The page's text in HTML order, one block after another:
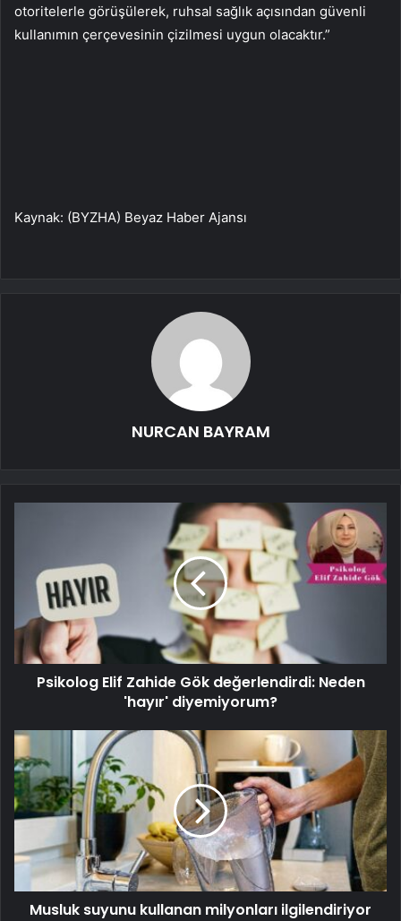
otoritelerle görüşülerek, ruhsal sağlık açısından güvenli
kullanımın çerçevesinin çizilmesi uygun olacaktır.”
Kaynak: (BYZHA) Beyaz Haber Ajansı
NURCAN BAYRAM
Psikolog Elif Zahide Gök değerlendirdi: Neden
'hayır' diyemiyorum?
Musluk suyunu kullanan milyonları ilgilendiriyor